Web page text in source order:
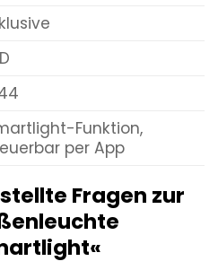
Funktion,
per App
Fragen zur